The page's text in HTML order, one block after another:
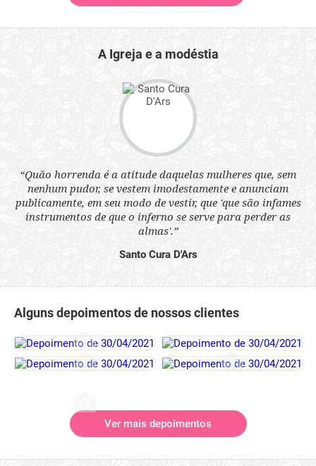
A Igreja e a modéstia
“Quão horrenda é a atitude daquelas mulheres que, sem
nenhum pudor, se vestem imodestamente e anunciam
publicamente, em seu modo de vestir, que 'que são infames
instrumentos de que o inferno se serve para perder as
almas'.”
Santo Cura D'Ars
Alguns depoimentos de nossos clientes
Ver mais depoimentos